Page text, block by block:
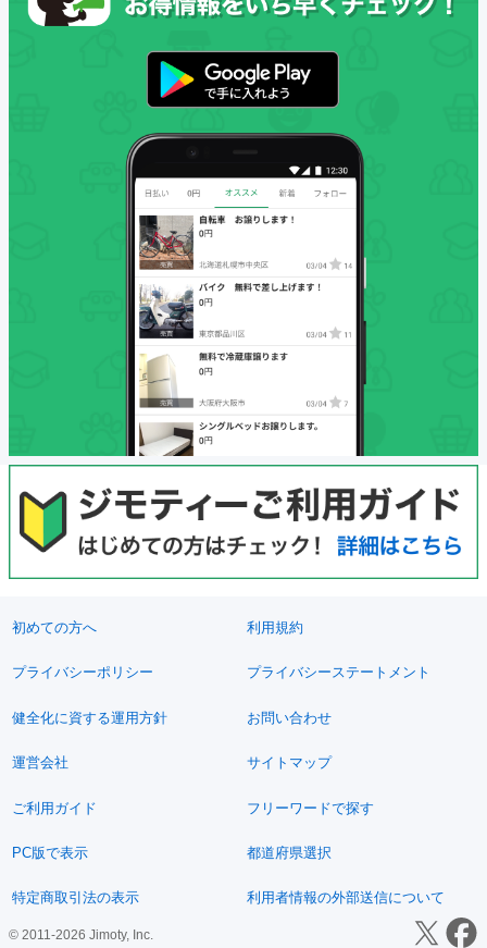
初めての方へ 利用規約
プライバシーポリシー プライバシーステートメント
健全化に資する運用方針 お問い合わせ
運営会社 サイトマップ
ご利用ガイド フリーワードで探す
PC版で表示 都道府県選択
特定商取引法の表示 利用者情報の外部送信について
© 2011-2026 Jimoty, Inc.